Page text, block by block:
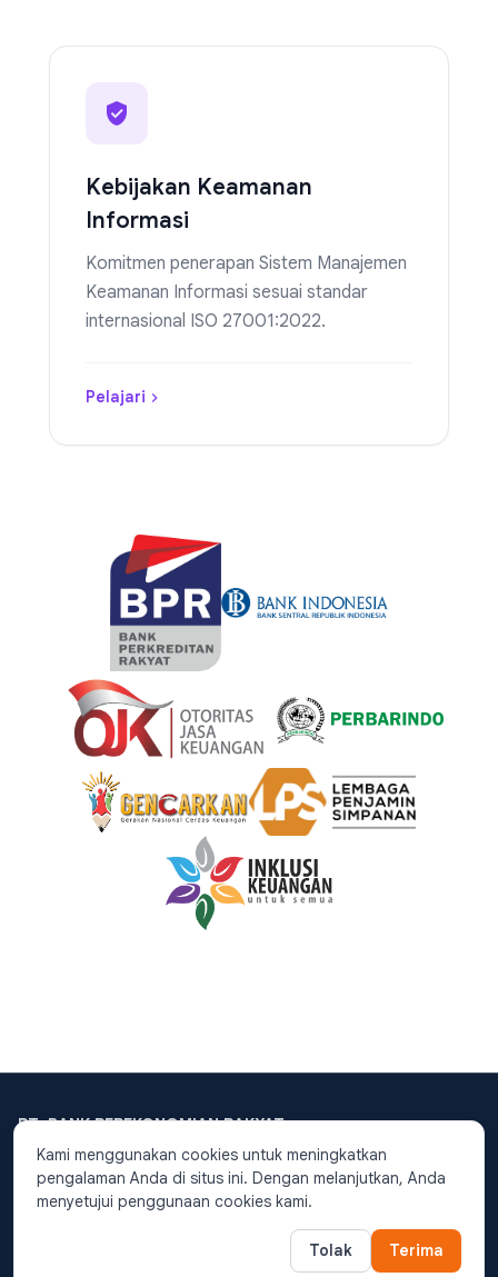
Kami menggunakan cookies untuk meningkatkan
pengalaman Anda di situs ini. Dengan melanjutkan, Anda
menyetujui penggunaan cookies kami.
Tolak Terima
Kebijakan Keamanan
Informasi
Komitmen penerapan Sistem Manajemen
Keamanan Informasi sesuai standar
internasional ISO 27001:2022.
Pelajari
PT. BANK PEREKONOMIAN RAKYAT
PUTERA DANA
telah terdaftar secara resmi dengan
Nomer Induk Berusaha (NIB) :
0220204672845.
PT. BPR Putera Dana Berizin
dan diawasi oleh
Jasa Keuangan
penjaminan
LPS